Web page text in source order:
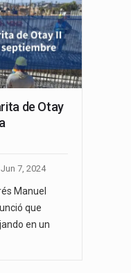
de Otay
Jun 7, 2024
Manuel
que
en un